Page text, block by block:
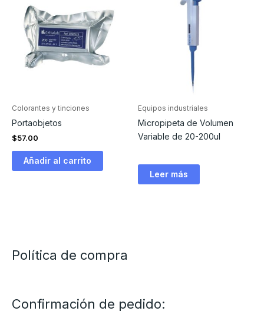
Colorantes y tinciones
Portaobjetos
$57.00
Añadir al carrito
Equipos industriales
Micropipeta de Volumen
Variable de 20-200ul
Leer más
Política de compra
Confirmación de pedido: